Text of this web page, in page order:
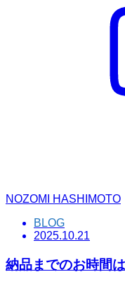
NOZOMI HASHIMOTO
BLOG
2025.10.21
納品までのお時間